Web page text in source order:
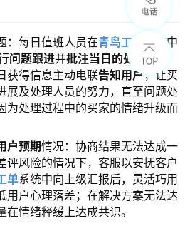
：每日值班人员在青鸟工单 系统中
问题跟进并批注当日的处理进度
获得信息主动电联告知用户 ；让买
展及处理人员的努力，直至问题处
为处理过程中的买家的情绪升级而
户预期情况：协商结果无法达成一
评风险的情况下，客服以安抚客户
单系统中向上级汇报后，灵活巧用
用户心理落差；在解决方案无法达
情绪释缓上达成共识。